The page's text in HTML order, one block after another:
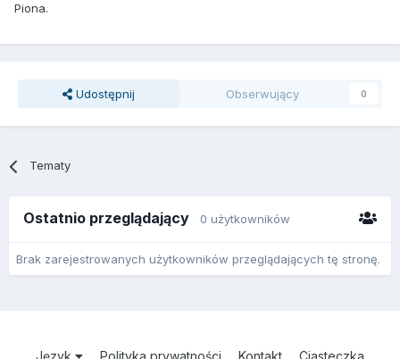
Piona.
Udostępnij Obserwujący 0
Tematy
Ostatnio przeglądający 0 użytkowników
Brak zarejestrowanych użytkowników przeglądających tę stronę.